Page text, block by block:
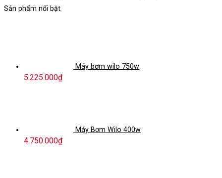
Sản phẩm nổi bật
Máy bơm wilo 750w
5.225.000₫
Máy Bơm Wilo 400w
4.750.000₫